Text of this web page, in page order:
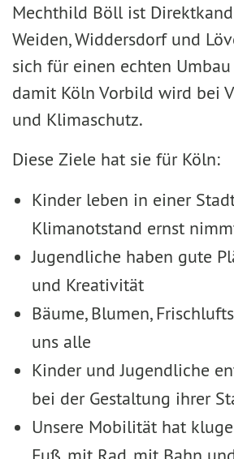
Mechthild Böll ist
Weiden, Widdersdorf und
sich für einen echten
damit Köln Vorbild wird bei
und Klimaschutz.
Diese Ziele hat sie für Köln:
Kinder leben in einer
Klimanotstand ernst
Jugendliche haben gute
und Kreativität
Bäume, Blumen,
uns alle
Kinder und Jugendliche
bei der Gestaltung ihrer
Unsere Mobilität hat